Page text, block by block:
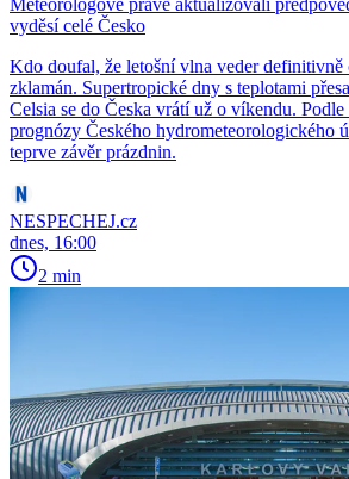
vyděsí celé Česko
Kdo doufal, že letošní vlna veder definitivně
zklamán. Supertropické dny s teplotami
Celsia se do Česka vrátí už o víkendu.
prognózy Českého hydrometeorologického
teprve závěr prázdnin.
NESPECHEJ.cz
dnes, 16:00
2 min